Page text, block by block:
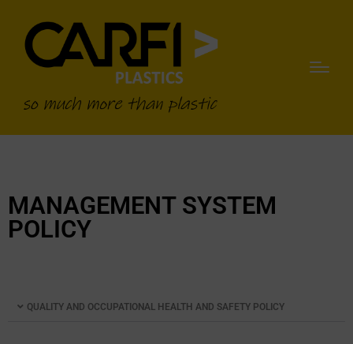
MANAGEMENT SYSTEM
POLICY
QUALITY AND OCCUPATIONAL HEALTH AND SAFETY POLICY